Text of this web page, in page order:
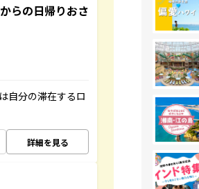
らの日帰りおさ
自分の滞在するロ
詳細を見る